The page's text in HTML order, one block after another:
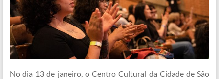
No dia 13 de janeiro, o Centro Cultural da Cidade de São